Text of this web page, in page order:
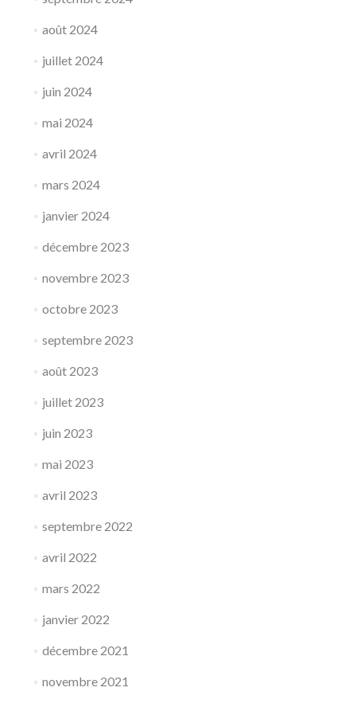
août 2024
juillet 2024
juin 2024
mai 2024
avril 2024
mars 2024
janvier 2024
décembre 2023
novembre 2023
octobre 2023
septembre 2023
août 2023
juillet 2023
juin 2023
mai 2023
avril 2023
septembre 2022
avril 2022
mars 2022
janvier 2022
décembre 2021
novembre 2021